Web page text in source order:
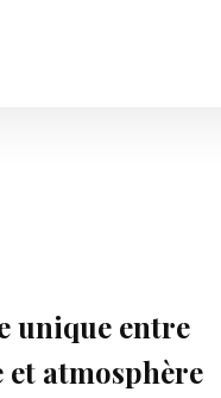
unique entre
atmosphère